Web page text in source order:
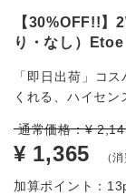
【30%OFF!!】
り・なし）
「即日出荷」コ
くれる、ハイセン
通常価格：¥
¥ 1,365 （
加算ポイント： 13